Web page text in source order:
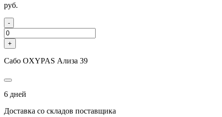
руб.
-
+
Сабо OXYPAS Ализа 39
6 дней
Доставка со складов поставщика